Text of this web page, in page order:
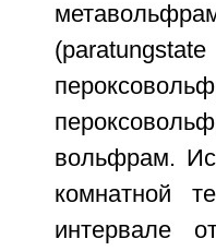
вольфрам.
комнатной
интервале